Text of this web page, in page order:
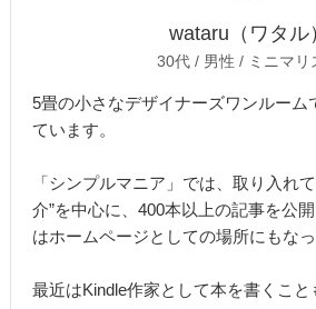
wataru（ワタル
30代 / 男性 / ミニマリ
5畳の小さなデザイナーズワンルーム
ています。
「シンプルマニア」では、取り入れ
介”を中心に、400本以上の記事を公
はホームページとしての場所にもなっ
最近はKindle作家として本を書くこと